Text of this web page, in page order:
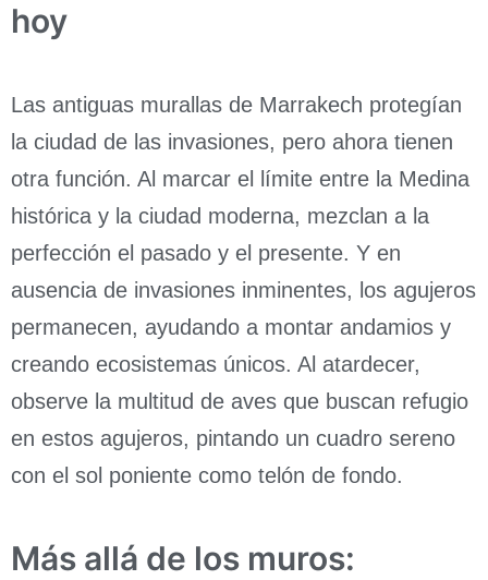
hoy
Las antiguas murallas de Marrakech protegían
la ciudad de las invasiones, pero ahora tienen
otra función. Al marcar el límite entre la Medina
histórica y la ciudad moderna, mezclan a la
perfección el pasado y el presente. Y en
ausencia de invasiones inminentes, los agujeros
permanecen, ayudando a montar andamios y
creando ecosistemas únicos. Al atardecer,
observe la multitud de aves que buscan refugio
en estos agujeros, pintando un cuadro sereno
con el sol poniente como telón de fondo.
Más allá de los muros: